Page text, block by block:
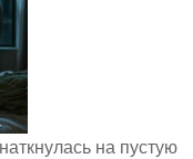
на пустую